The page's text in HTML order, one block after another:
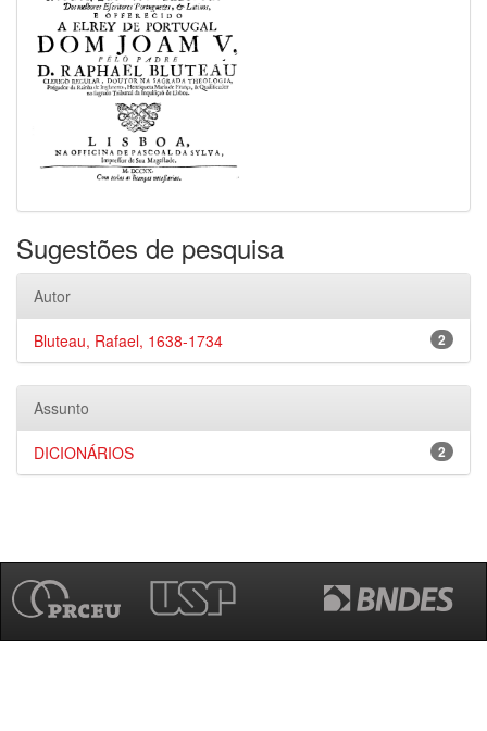
Sugestões de pesquisa
Autor
2
Bluteau, Rafael, 1638-1734
Assunto
2
DICIONÁRIOS